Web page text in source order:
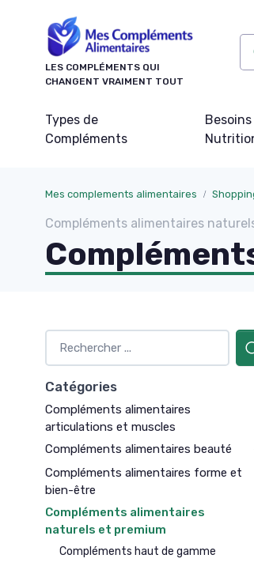
LES COMPLÉMENTS QUI
CHANGENT VRAIMENT TOUT
Types de
Compléments
Besoins
Mes complements alimentaires
Compléments alimentaires
Catégories
Compléments alimentaires
articulations et muscles
Compléments alimentaires beauté
Compléments alimentaires forme et
bien-être
Compléments alimentaires
naturels et premium
Compléments haut de gamme